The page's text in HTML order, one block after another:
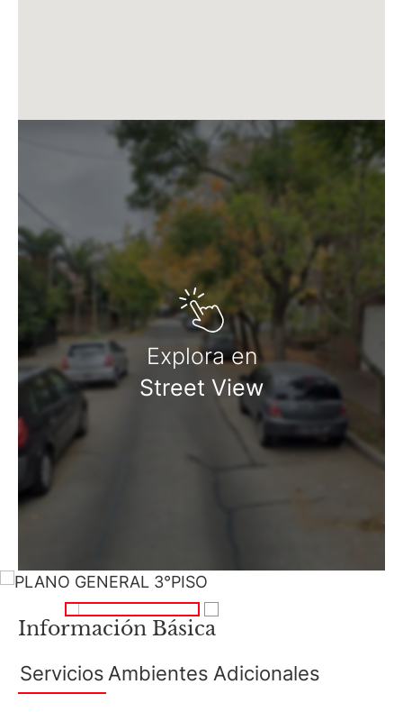
Av. Juramento 1775 - Belgrano - CABA
Explora en
Street View
Información Básica
Servicios Ambientes Adicionales